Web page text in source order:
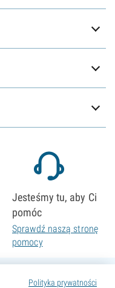
Polityka prywatności
Jesteśmy tu, aby Ci
pomóc
Sprawdź naszą stronę
pomocy